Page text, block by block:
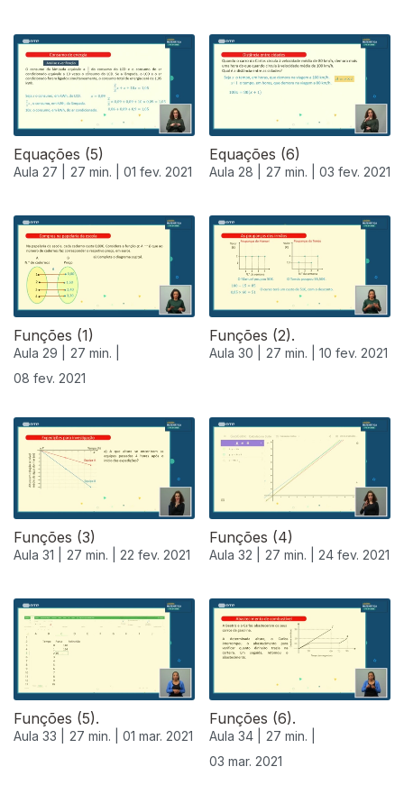
Equações (5)
Aula 27 | 27 min. | 01 fev. 2021
Equações (6)
Aula 28 | 27 min. | 03 fev. 2021
Funções (1)
Aula 29 |
27 min. |
08 fev. 2021
Funções (2).
Aula 30 | 27 min. | 10 fev. 2021
Funções (3)
Aula 31 | 27 min. | 22 fev. 2021
Funções (4)
Aula 32 | 27 min. | 24 fev. 2021
Funções (5).
Aula 33 | 27 min. | 01 mar. 2021
Funções (6).
Aula 34 |
27 min. |
03 mar. 2021